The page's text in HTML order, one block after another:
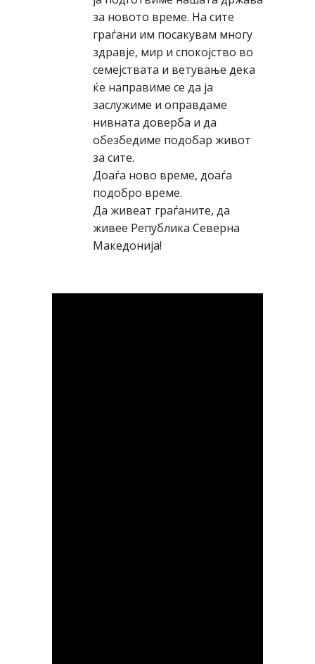
за новото време. На сите
граѓани им посакувам многу
здравје, мир и спокојство во
семејствата и ветување дека
ќе направиме се да ја
заслужиме и оправдаме
нивната доверба и да
обезбедиме подобар живот
за сите.
Доаѓа ново време, доаѓа
подобро време.
Да живеат граѓаните, да
живее Република Северна
Македонија!